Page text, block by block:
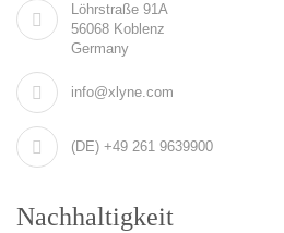
Löhrstraße 91A
56068 Koblenz
Germany
info@xlyne.com
(DE) +49 261 9639900
Nachhaltigkeit